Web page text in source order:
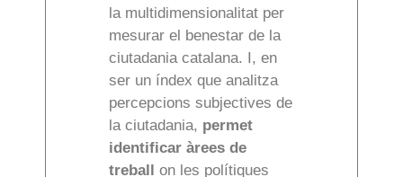
la multidimensionalitat per
mesurar el benestar de la
ciutadania catalana. I, en
ser un índex que analitza
percepcions subjectives de
la ciutadania, permet
identificar àrees de
treball on les polítiques